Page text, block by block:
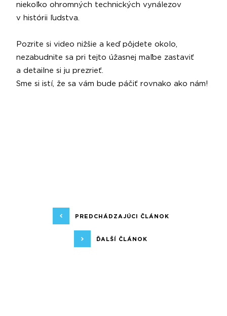
niekoľko ohromných technických vynálezov
v histórii ľudstva.
Pozrite si video nižšie a keď pôjdete okolo,
nezabudnite sa pri tejto úžasnej maľbe zastaviť
a detailne si ju prezrieť.
Sme si istí, že sa vám bude páčiť rovnako ako nám!
PREDCHÁDZAJÚCI ČLÁNOK
ĎALŠÍ ČLÁNOK